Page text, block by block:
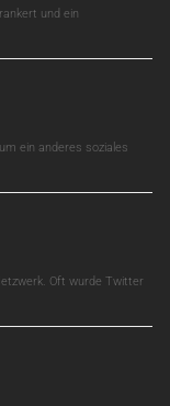
und ein
ein anderes soziales
Oft wurde Twitter